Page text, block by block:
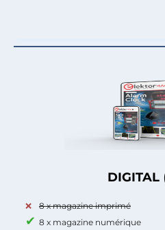
DIGITAL
8 x magazine imprimé
8 x magazine numérique